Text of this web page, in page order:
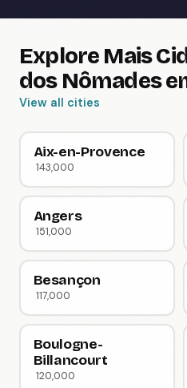
Explore Mais
dos Nômades
View all cities
Aix-en-Provence
143,000
Angers
151,000
Besançon
117,000
Boulogne-
Billancourt
120,000